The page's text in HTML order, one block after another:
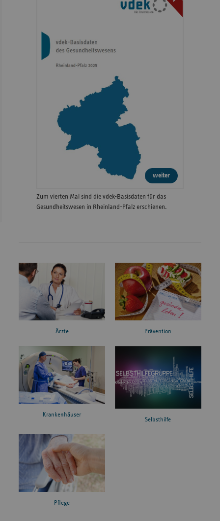
weiter
Zum vierten Mal sind die vdek-Basisdaten für das
Gesundheitswesen in Rheinland-Pfalz erschienen.
Ärzte Prävention
Krankenhäuser
Selbsthilfe
Pflege